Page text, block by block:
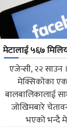
मेटालाई ५६७
एजेन्सी, २२ साउन
मेक्सिकोका
बालबालिकालाई
जोखिमबारे
भएको भन्दै